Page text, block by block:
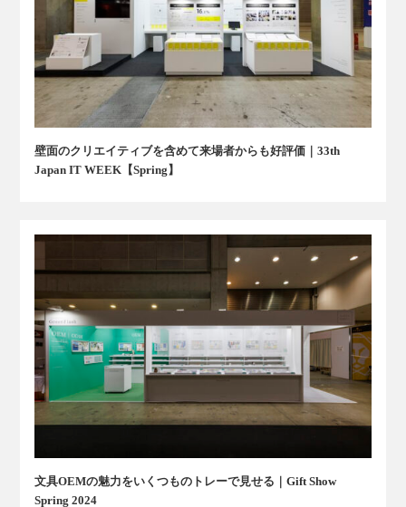
壁面のクリエイティブを含めて来場者からも好評価｜33th
Japan IT WEEK【Spring】
文具OEMの魅力をいくつものトレーで見せる｜Gift Show
Spring 2024